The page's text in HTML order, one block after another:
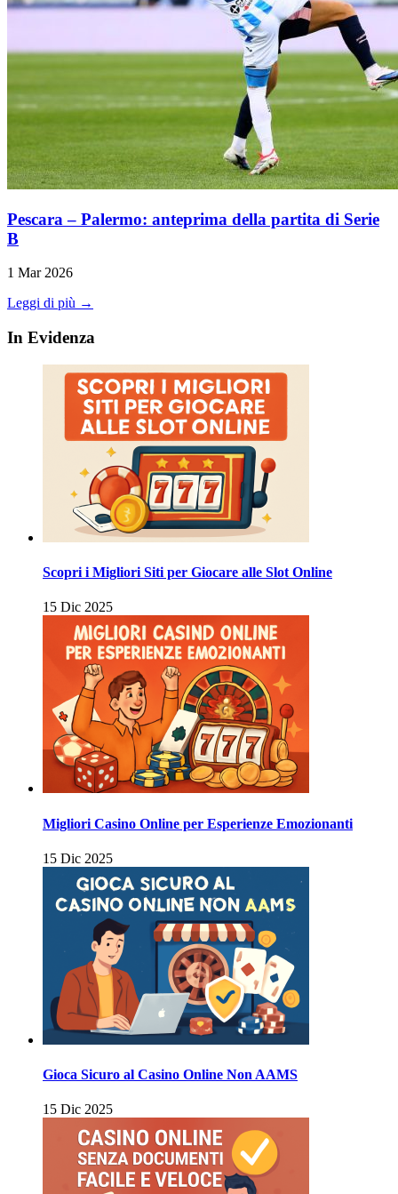
Pescara – Palermo: anteprima della partita di Serie
B
1 Mar 2026
Leggi di più →
In Evidenza
Scopri i Migliori Siti per Giocare alle Slot Online
15 Dic 2025
Migliori Casino Online per Esperienze Emozionanti
15 Dic 2025
Gioca Sicuro al Casino Online Non AAMS
15 Dic 2025